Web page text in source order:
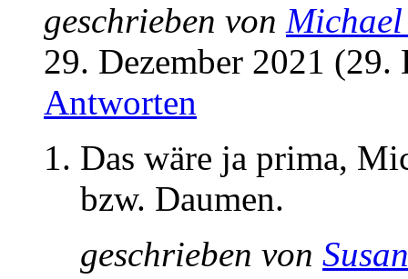
geschrieben von
29. Dezember 2021 (29.
Antworten
Das wäre ja prima,
bzw. Daumen.
geschrieben von